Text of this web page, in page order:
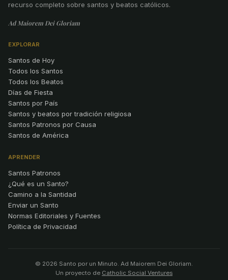
recurso completo sobre santos y beatos católicos.
Ad Maiorem Dei Gloriam
EXPLORAR
Santos de Hoy
Todos los Santos
Todos los Beatos
Días de Fiesta
Santos por País
Santos y beatos por tradición religiosa
Santos Patronos por Causa
Santos de América
APRENDER
Santos Patronos
¿Qué es un Santo?
Camino a la Santidad
Enviar un Santo
Normas Editoriales y Fuentes
Política de Privacidad
© 2026 Santo por un Minuto. Ad Maiorem Dei Gloriam.
Un proyecto de Catholic Social Ventures